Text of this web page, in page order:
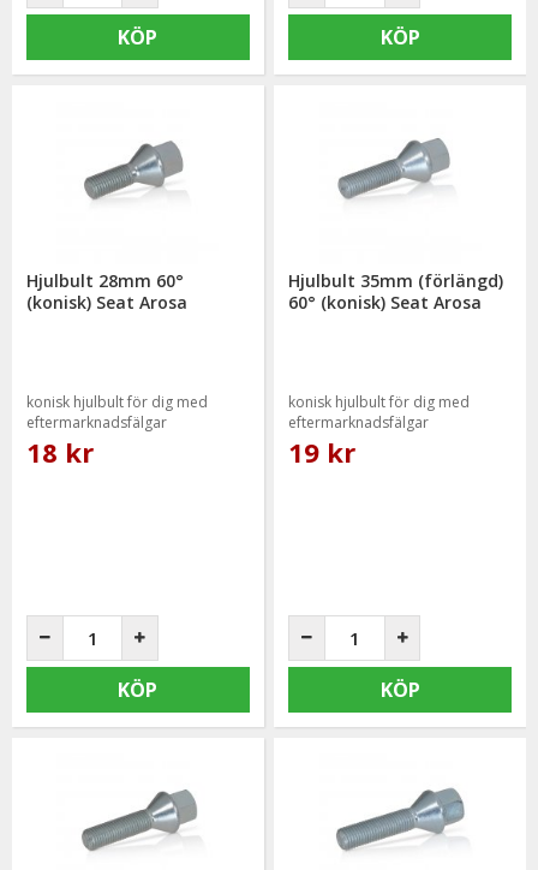
KÖP KÖP
Hjulbult 28mm 60°
(konisk) Seat Arosa
konisk hjulbult för dig med
eftermarknadsfälgar
18 kr
KÖP
Hjulbult 35mm (förlängd)
60° (konisk) Seat Arosa
konisk hjulbult för dig med
eftermarknadsfälgar
19 kr
KÖP